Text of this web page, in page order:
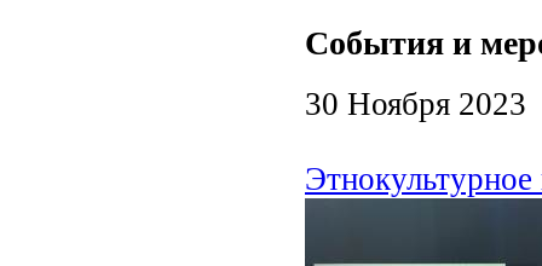
События и
30 Ноября 2023